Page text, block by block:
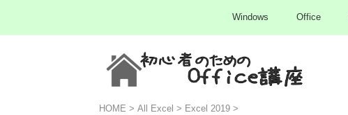
Windows Office
HOME > All Excel > Excel 2019 >